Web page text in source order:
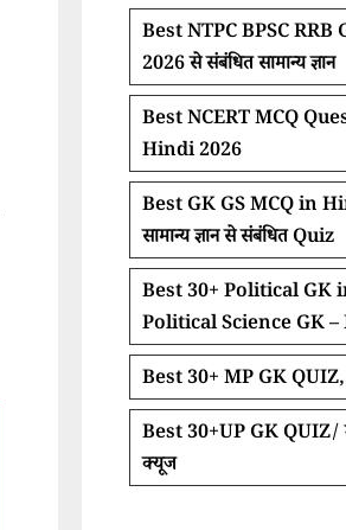
Best NTPC BPSC RRB
2026 से संबंधित सामान्य ज्ञान
Best NCERT MCQ
Hindi 2026
Best GK GS MCQ in
सामान्य ज्ञान से संबंधित Quiz
Best 30+ Political GK
Political Science GK
Best 30+ MP GK QUIZ,
Best 30+UP GK QUIZ/
क्यूज